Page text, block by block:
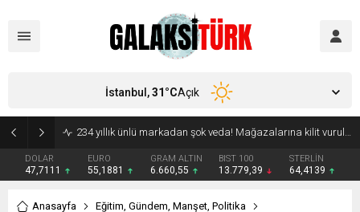
Vücudunuzu zehirliyor: Varsa çöpe atın! Yiyeni hasta ediyor
DOLAR
47,7111
EURO
55,1881
GRAM ALTIN
6.660,55
BIST 100
13.779,39
STERLİN
64,4139
İstanbul,31°CAçık
Anasayfa Eğitim, Gündem, Manşet, Politika